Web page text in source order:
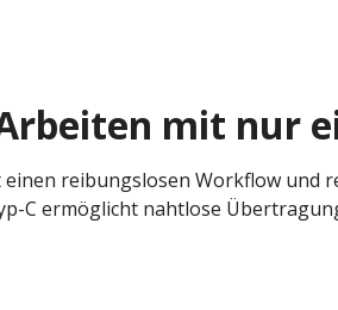
mit nur
einen reibungslosen Workflow und
C ermöglicht nahtlose